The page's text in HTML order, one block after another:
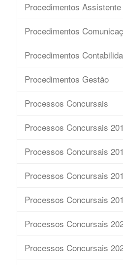
Procedimentos
Procedimentos
Procedimentos
Procedimentos Gestão
Processos Concursais
Processos Concursais
Processos Concursais
Processos Concursais
Processos Concursais
Processos Concursais
Processos Concursais